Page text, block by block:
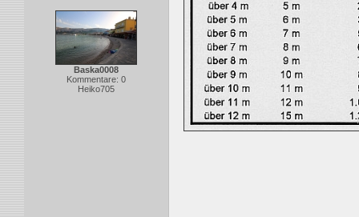
Baska0008
Kommentare: 0
Heiko705